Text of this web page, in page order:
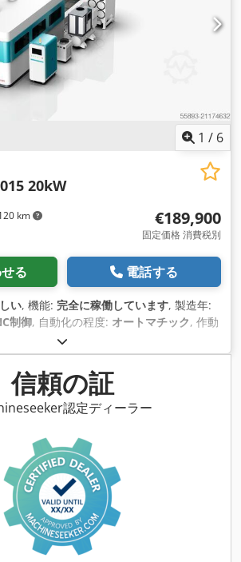
1 / 6
km
20kW
€189,900
固定価格 消費税別
る 電話する
い, 機能: 完全に稼働しています, 製造年:
制御, 自動化の程度: オートマチック, 作動
ーラモデル:
ーザー発生器メーカー:MaxPhotonic, レ
ワット, レーザー波長:
さ（最大）:80 mm, ステンレス鋼板厚さ
, アルミシート厚（最大）:60 mm
3,000 mm, Y軸移動距離:
, 入力電圧:400 V
, 入力電流の種類:三相, 冷却方式:
重量:9,500 kg（キログラム）
:1,000 mm, ドア開口高さ:
ャビン, ドキュメント / マニュアル, ノズ
ユニット, 安全光幕, 煙抽出, 集中給脂装
信頼の証
認定ディーラー